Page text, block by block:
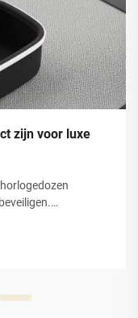
zijn voor luxe
luxe horlogedozen